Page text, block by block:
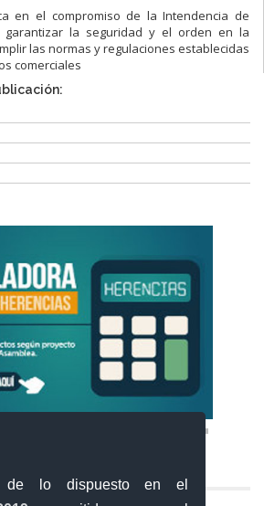
de lo dispuesto en el
en el compromiso de la Intendencia de
garantizar la seguridad y el orden en la
las normas y regulaciones establecidas
comerciales